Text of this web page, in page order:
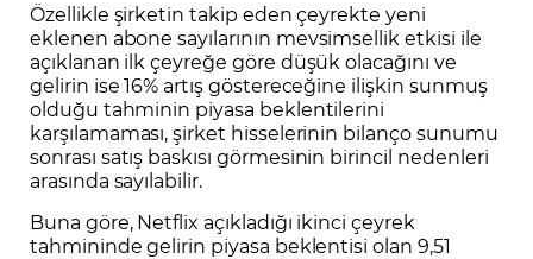
Özellikle şirketin takip eden çeyrekte yeni
eklenen abone sayılarının mevsimsellik etkisi ile
açıklanan ilk çeyreğe göre düşük olacağını ve
gelirin ise 16% artış göstereceğine ilişkin sunmuş
olduğu tahminin piyasa beklentilerini
karşılamaması, şirket hisselerinin bilanço sunumu
sonrası satış baskısı görmesinin birincil nedenleri
arasında sayılabilir.
Buna göre, Netflix açıkladığı ikinci çeyrek
tahmininde gelirin piyasa beklentisi olan 9,51